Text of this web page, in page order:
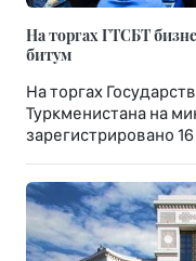
На торгах ГТСБТ
битум
На торгах
Туркменистана на
зарегистрировано